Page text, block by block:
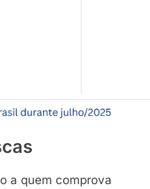
a quem comprova